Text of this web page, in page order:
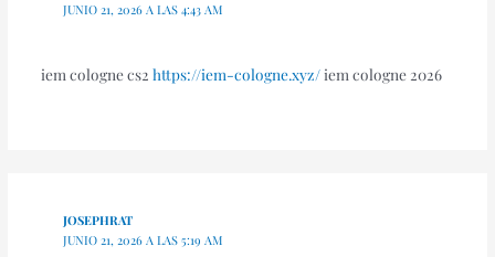
JUNIO 21, 2026 A LAS 4:43 AM
iem cologne cs2 https://iem-cologne.xyz/iem cologne 2026
JOSEPHRAT
JUNIO 21, 2026 A LAS 5:19 AM